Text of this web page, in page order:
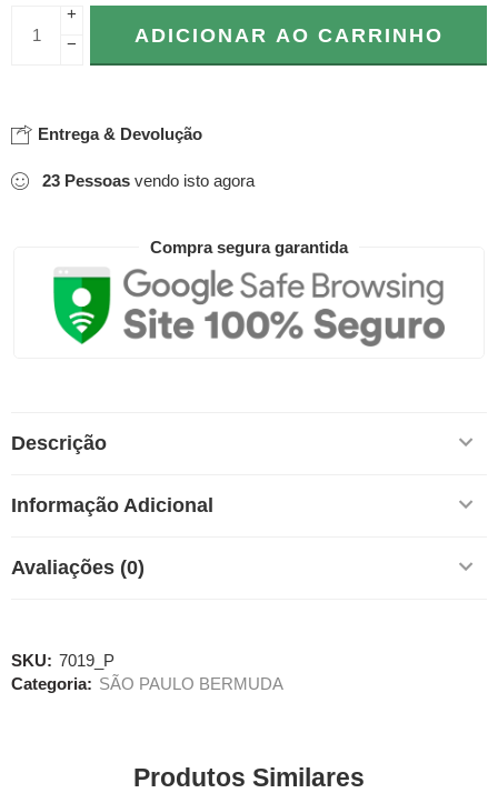
+
−
ADICIONAR AO CARRINHO
Entrega & Devolução
23 Pessoas vendo isto agora
Compra segura garantida
Descrição
Informação Adicional
Avaliações (0)
SKU: 7019_P
Categoria: SÃO PAULO BERMUDA
Produtos Similares